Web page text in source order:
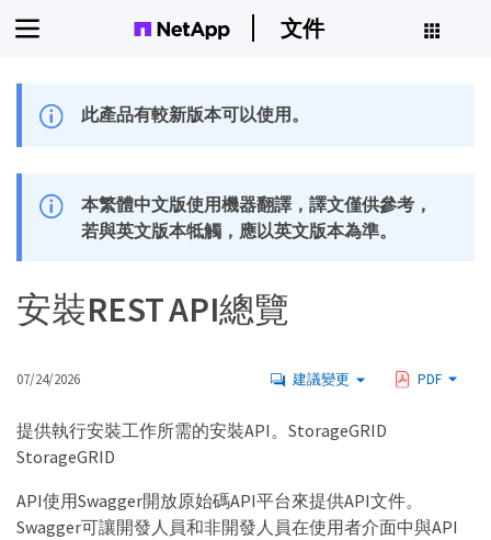
文件
此產品有較新版本可以使用。
本繁體中文版使用機器翻譯，譯文僅供參考，
若與英文版本牴觸，應以英文版本為準。
安裝REST API總覽
07/24/2026 建議變更 PDF
提供執行安裝工作所需的安裝API。StorageGRID
StorageGRID
API使用Swagger開放原始碼API平台來提供API文件。
Swagger可讓開發人員和非開發人員在使用者介面中與API